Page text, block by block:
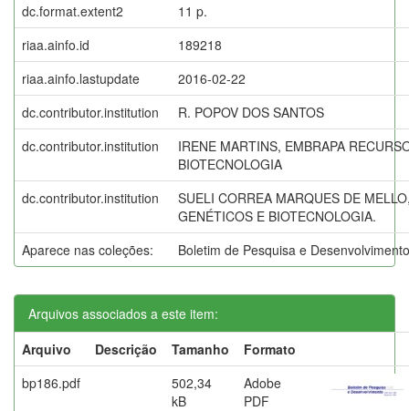
dc.format.extent2
11 p.
riaa.ainfo.id
189218
riaa.ainfo.lastupdate
2016-02-22
dc.contributor.institution
R. POPOV DOS SANTOS
dc.contributor.institution
IRENE MARTINS, EMBRAPA
BIOTECNOLOGIA
dc.contributor.institution
SUELI CORREA MARQUES DE
GENÉTICOS E BIOTECNOLOGIA.
Aparece nas coleções:
Boletim de Pesquisa e
Arquivos associados a este item:
Arquivo
Descrição Tamanho
Formato
bp186.pdf
502,34
kB
Adobe
PDF